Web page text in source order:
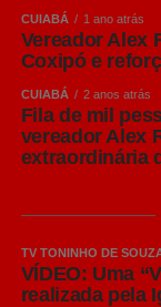
uma alta superior
municipais de
história mostra
padrão.
Leia Também:
Existe ainda um
a Meta passou a
CUIABÁ 1 ano atrás
Vereador Alex
Coxipó e
CUIABÁ 2 anos atrás
Fila de mil
vereador Alex
extraordinária
TV TONINHO DE
VÍDEO: Uma
realizada pela